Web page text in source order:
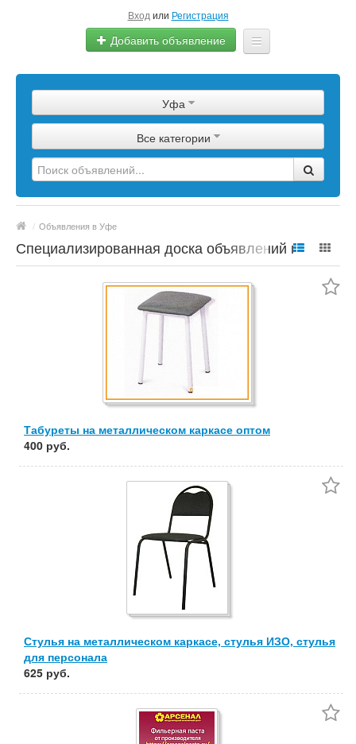
Вход или Регистрация
Добавить объявление
Сырье
Изделия
Оборудование
Еще
Уфа
Все категории
/ Объявления в Уфе
Специализированная доска объявлений по
Табуреты на металлическом каркасе оптом
400 руб.
Стулья на металлическом каркасе, стулья ИЗО, стулья
для персонала
625 руб.